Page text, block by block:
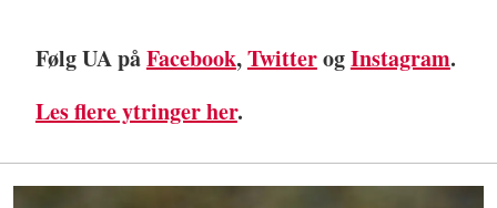
Følg UA påFacebook,TwitterogInstagram.
Les flere ytringer her.